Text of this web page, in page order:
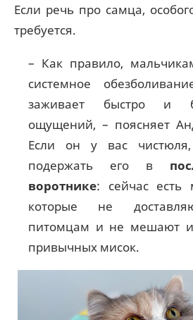
Если речь про самца,
требуется.
– Как правило,
системное
заживает быстро и
ощущений, – поясняет
Если он у вас
подержать его в
воротнике: сейчас есть
которые не
питомцам и не мешают
привычных мисок.